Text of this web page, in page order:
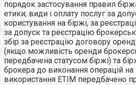
порядок застосування правил
етики; види і оплату послуг за
користування на біржі, за
за допуск та реєстрацію
збір за реєстрацію договору
(якщо можливість оренди
передбачена статусом біржі) та
брокера до виконання операцій
використання ЕТІМ передбачено